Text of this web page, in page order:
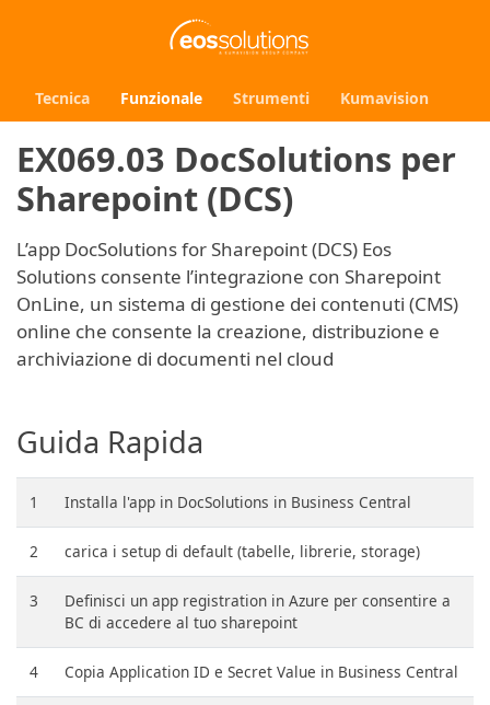
Tecnica Funzionale Strumenti Kumavision
EX069.03 DocSolutions per
Sharepoint (DCS)
L’app DocSolutions for Sharepoint (DCS) Eos
Solutions consente l’integrazione con Sharepoint
OnLine, un sistema di gestione dei contenuti (CMS)
online che consente la creazione, distribuzione e
archiviazione di documenti nel cloud
Guida Rapida
1 Installa l'app in DocSolutions in Business Central
2 carica i setup di default (tabelle, librerie, storage)
3
Definisci un app registration in Azure per consentire a
BC di accedere al tuo sharepoint
4 Copia Application ID e Secret Value in Business Central